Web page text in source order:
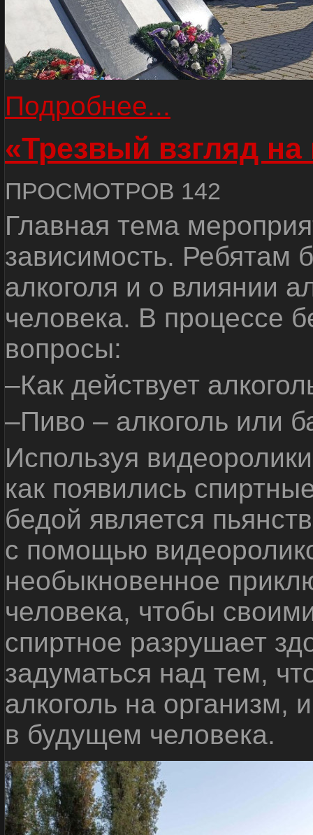
Подробнее...
«Трезвый взгляд на
ПРОСМОТРОВ 142
Главная тема
зависимость. Ребятам
алкоголя и о влиянии
человека. В процессе
вопросы:
–Как действует
–Пиво – алкоголь или
Используя
как появились
бедой является
с помощью
необыкновенное
человека, чтобы
спиртное разрушает
задуматься над тем,
алкоголь на организм,
в будущем человека.